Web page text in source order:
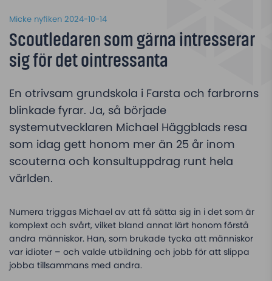
Micke nyfiken 2024-10-14
Scoutledaren som gärna intresserar
sig för det ointressanta
En otrivsam grundskola i Farsta och farbrorns
blinkade fyrar. Ja, så började
systemutvecklaren Michael Häggblads resa
som idag gett honom mer än 25 år inom
scouterna och konsultuppdrag runt hela
världen.
Numera triggas Michael av att få sätta sig in i det som är
komplext och svårt, vilket bland annat lärt honom förstå
andra människor. Han, som brukade tycka att människor
var idioter – och valde utbildning och jobb för att slippa
jobba tillsammans med andra.